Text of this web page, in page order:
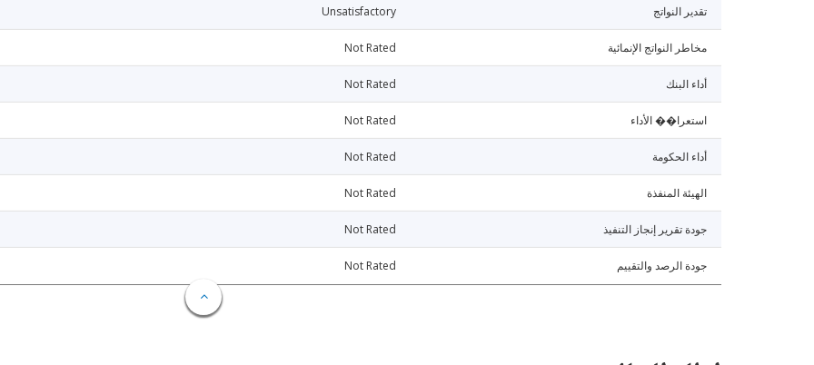
تقدير النواتج Unsatisfactory
مخاطر النواتج الإنمائية Not Rated
أداء البنك Not Rated
استعرا�� الأداء Not Rated
أداء الحكومة Not Rated
الهيئة المنفذة Not Rated
جودة تقرير إنجاز التنفيذ Not Rated
جودة الرصد والتقييم Not Rated